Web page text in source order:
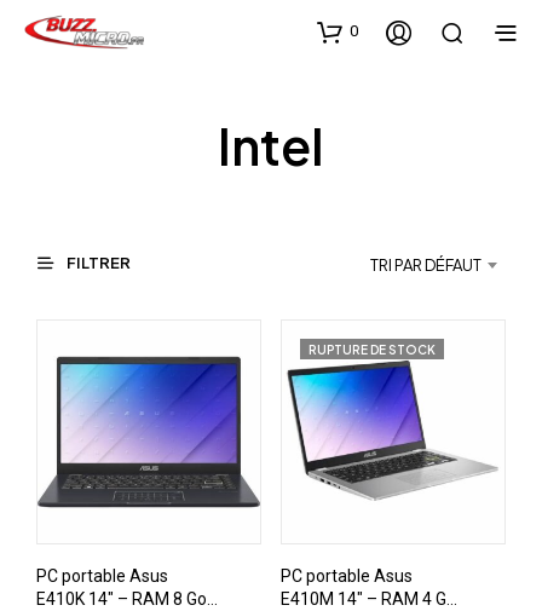
0
Intel
FILTRER TRI PAR DÉFAUT
PC portable Asus
E410K 14″ – RAM 8 Go
RUPTURE DE STOCK
PC portable Asus
E410M 14″ – RAM 4 Go